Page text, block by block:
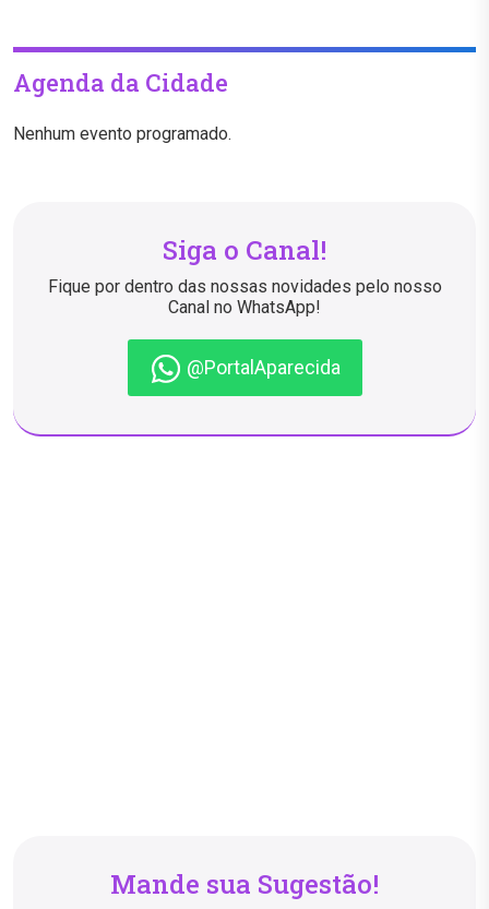
Agenda da Cidade
Nenhum evento programado.
Siga o Canal!
Fique por dentro das nossas novidades pelo nosso
Canal no WhatsApp!
@PortalAparecida
Mande sua Sugestão!